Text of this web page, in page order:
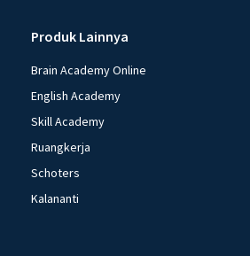
Produk Lainnya
Brain Academy Online
English Academy
Skill Academy
Ruangkerja
Schoters
Kalananti